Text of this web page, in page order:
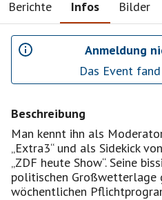
Berichte Infos Bilder
Anmeldung
Das Event
Beschreibung
Man kennt ihn als
„Extra3“ und als Sidekick
„ZDF heute Show“. Seine
politischen Großwetterlage
wöchentlichen